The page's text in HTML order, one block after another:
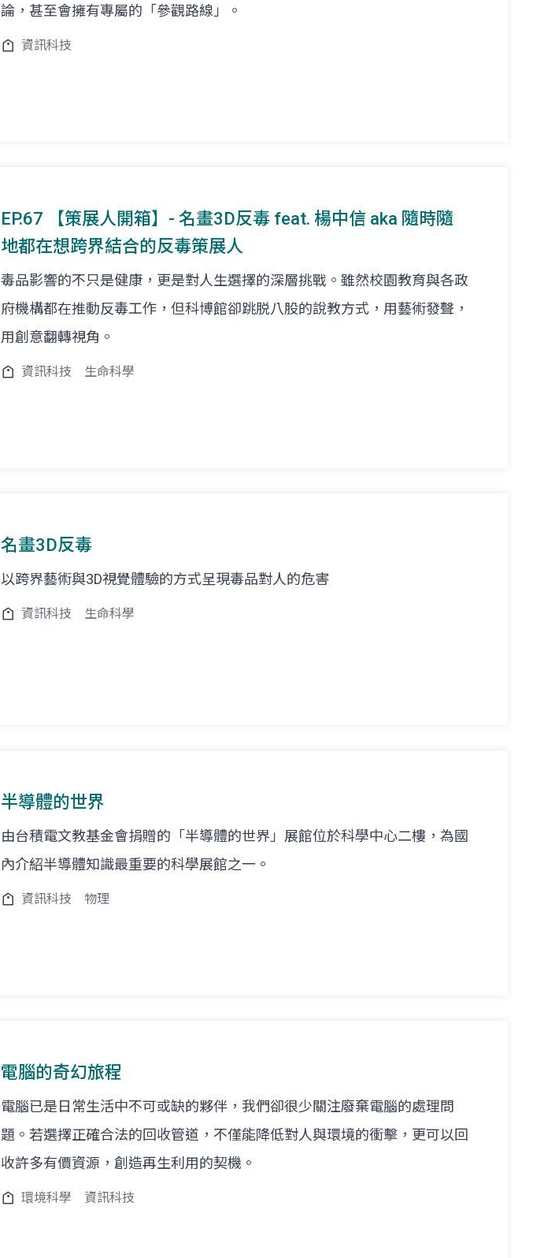
論，甚至會擁有專屬的「參觀路線」。
資訊科技
EP.67 【策展人開箱】- 名畫3D反毒 feat. 楊中信 aka 隨時隨
地都在想跨界結合的反毒策展人
毒品影響的不只是健康，更是對人生選擇的深層挑戰。雖然校園教育與各政
府機構都在推動反毒工作，但科博館卻跳脱八股的說教方式，用藝術發聲，
用創意翻轉視角。
資訊科技 生命科學
名畫3D反毒
以跨界藝術與3D視覺體驗的方式呈現毒品對人的危害
資訊科技 生命科學
半導體的世界
由台積電文教基金會捐贈的「半導體的世界」展館位於科學中心二樓，為國
內介紹半導體知識最重要的科學展館之一。
資訊科技 物理
電腦的奇幻旅程
電腦已是日常生活中不可或缺的夥伴，我們卻很少關注廢棄電腦的處理問
題。若選擇正確合法的回收管道，不僅能降低對人與環境的衝擊，更可以回
收許多有價資源，創造再生利用的契機。
環境科學 資訊科技